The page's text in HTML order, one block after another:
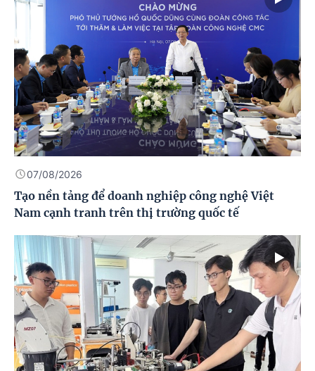
07/08/2026
Tạo nền tảng để doanh nghiệp công nghệ Việt
Nam cạnh tranh trên thị trường quốc tế